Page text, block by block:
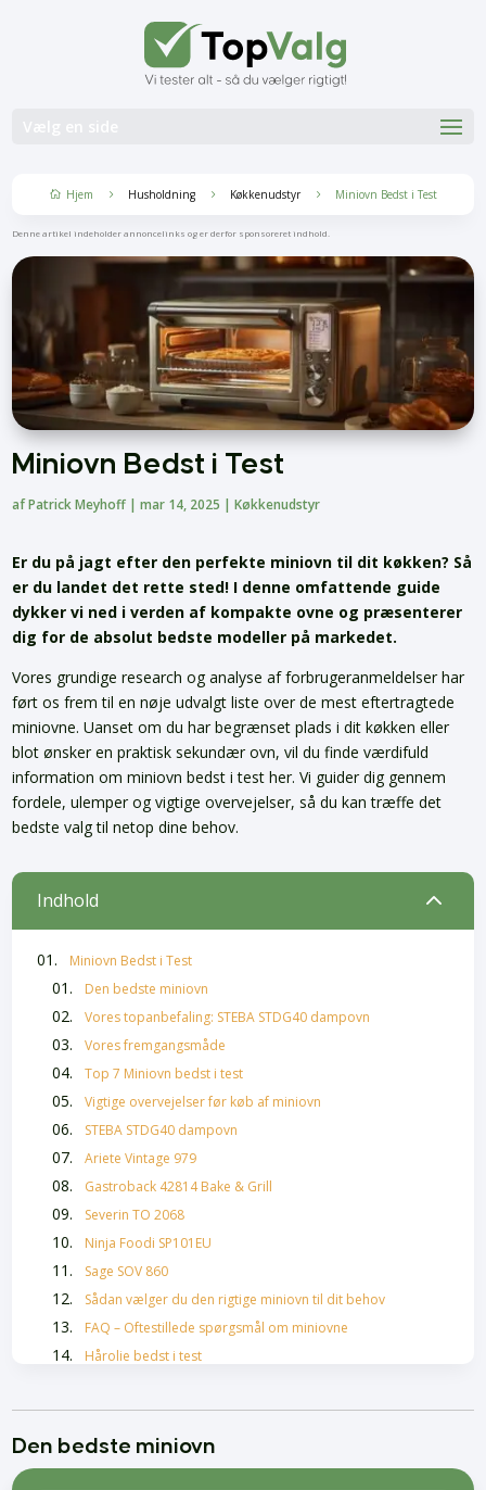
 Hjem 5 Husholdning 5 Køkkenudstyr 5 Miniovn Bedst i Test
Denne artikel indeholder annoncelinks og er derfor sponsoreret indhold.
Miniovn Bedst i Test
afPatrick Meyhoff |mar 14, 2025 |Køkkenudstyr
Er du på jagt efter den perfekte miniovn til dit køkken? Så
er du landet det rette sted! I denne omfattende guide
dykker vi ned i verden af kompakte ovne og præsenterer
dig for de absolut bedste modeller på markedet.
Vores grundige research og analyse af forbrugeranmeldelser har
ført os frem til en nøje udvalgt liste over de mest eftertragtede
miniovne. Uanset om du har begrænset plads i dit køkken eller
blot ønsker en praktisk sekundær ovn, vil du finde værdifuld
information om miniovn bedst i test her. Vi guider dig gennem
fordele, ulemper og vigtige overvejelser, så du kan træffe det
bedste valg til netop dine behov.
Indhold 2
Miniovn Bedst i Test
Den bedste miniovn
Vores topanbefaling: STEBA STDG40 dampovn
Vores fremgangsmåde
Top 7 Miniovn bedst i test
Vigtige overvejelser før køb af miniovn
STEBA STDG40 dampovn
Ariete Vintage 979
Gastroback 42814 Bake & Grill
Severin TO 2068
Ninja Foodi SP101EU
Sage SOV 860
Sådan vælger du den rigtige miniovn til dit behov
FAQ – Oftestillede spørgsmål om miniovne
Hårolie bedst i test
Bedste Krøllecremer
Bedste Malersprøjter
Føntørrer bedst i test
Den bedste miniovn